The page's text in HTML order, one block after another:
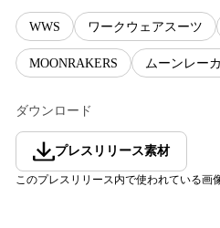
WWS ワークウェアスーツ
MOONRAKERS ムーンレー
ダウンロード
プレスリリース素材
このプレスリリース内で使われている画